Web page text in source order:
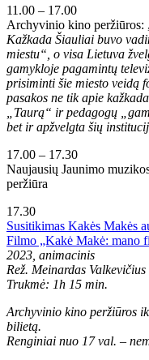
11.00 – 17.00
Archyvinio kino peržiūros:
Kažkada Šiauliai buvo
miestu“, o visa Lietuva
gamykloje pagamintų
prisiminti šie miesto veidą
pasakos ne tik apie
„Taurą“ ir pedagogų
bet ir apžvelgta šių
17.00 – 17.30
Naujausių Jaunimo
peržiūra
17.30
Susitikimas Kakės Makės
Filmo „Kakė Makė: mano
2023, animacinis
Rež. Meinardas Valkevičius
Trukmė: 1h 15 min.
Archyvinio kino peržiūros
bilietą.
Renginiai nuo 17 val. –